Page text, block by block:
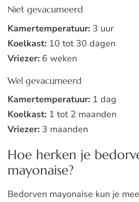
Niet gevacumeerd
Kamertemperatuur: 3 uur
Koelkast: 10 tot 30 dagen
Vriezer: 6 weken
Wel gevacumeerd
Kamertemperatuur: 1 dag
Koelkast: 1 tot 2 maanden
Vriezer: 3 maanden
Hoe herken je
mayonaise?
Bedorven mayonaise kun je